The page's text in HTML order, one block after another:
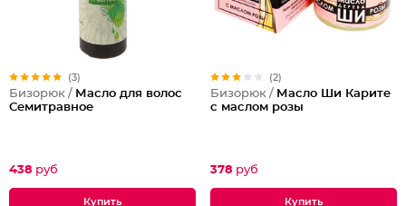
(3)
Бизорюк / Масло для волос
Семитравное
438 руб
(2)
Бизорюк / Масло Ши Карите
с маслом розы
378 руб